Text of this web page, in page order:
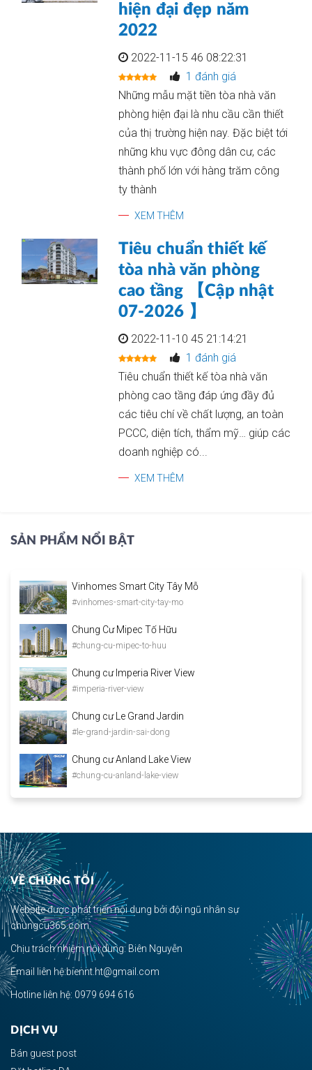
hiện đại đẹp năm
2022
2022-11-15 46 08:22:31
1 đánh giá
Những mẫu mặt tiền tòa nhà văn
phòng hiện đại là nhu cầu cần thiết
của thị trường hiện nay. Đặc biệt tới
những khu vực đông dân cư, các
thành phố lớn với hàng trăm công
ty thành
XEM THÊM
Tiêu chuẩn thiết kế
tòa nhà văn phòng
cao tầng 【Cập nhật
07-2026 】
2022-11-10 45 21:14:21
1 đánh giá
Tiêu chuẩn thiết kế tòa nhà văn
phòng cao tầng đáp ứng đầy đủ
các tiêu chí về chất lượng, an toàn
PCCC, diện tích, thẩm mỹ… giúp các
doanh nghiệp có...
XEM THÊM
SẢN PHẨM NỔI BẬT
Vinhomes Smart City Tây Mỗ
#vinhomes-smart-city-tay-mo
Chung Cư Mipec Tố Hữu
#chung-cu-mipec-to-huu
Chung cư Imperia River View
#imperia-river-view
Chung cư Le Grand Jardin
#le-grand-jardin-sai-dong
Chung cư Anland Lake View
#chung-cu-anland-lake-view
VỀ CHÚNG TÔI
Website được phát triển nội dung bởi đội ngũ nhân sự
chungcu365.com.
Chịu trách nhiệm nội dung: Biên Nguyễn
Email liên hệ:biennt.ht@gmail.com
Hotline liên hệ: 0979 694 616
DỊCH VỤ
Bán guest post